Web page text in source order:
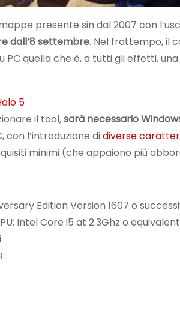
presente sin dal 2007 con
dall’8 settembre. Nel frattempo, il
PC quella che è, a tutti gli effetti,
il tool,sarà necessario
con l’introduzione didiverse
minimi (che appaiono più
Edition Version 1607 o
Intel Core i5 at 2.3Ghz o